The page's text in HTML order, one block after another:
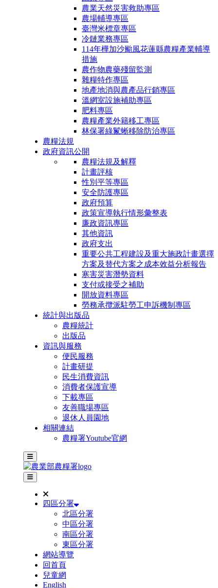
農業天然災害救助專區
農場輔導專區
臺灣米標章專區
冷鏈業務專區
114年樺加沙颱風花蓮縣農糧產業輔導
措施
農作物農藥殘留監測
雜糧特作專區
地產地消與農產品行銷專區
溫網室設施補助專區
肥料專區
農糧產業外籍移工專區
林保署綠鬣蜥移除防治專區
農糧法規
政府資訊公開
農糧法規及解釋
計畫評核
性別平等專區
安全防護專區
政府預算
政策宣導執行情形彙整表
廉政資訊專區
其他資訊
政府支出
重要公共工程建設及重大施政計畫選擇
方案及替代方案之成本效益分析報告
寒害災害潛勢資料
支付或接受之補助
開放資料專區
勞務承攬派駐勞工申訴機制專區
統計與出版品
農糧統計
出版品
資訊與服務
便民服務
計畫研提
民生消費資訊
消費者保護宣導
下載專區
友善職場專區
退休人員園地
相關連結
農糧署Youtube官網
主選單
其他網站選單
四區分署
北區分署
中區分署
南區分署
東區分署
網站導覽
回首頁
兒童網
English